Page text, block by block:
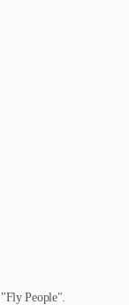
People".